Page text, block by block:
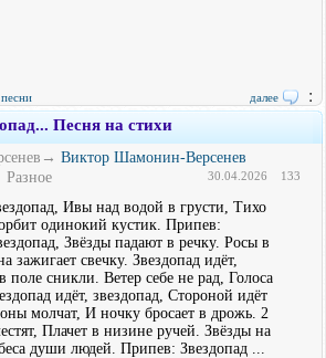
песни далее :
Песня на стихи
Виктор Шамонин-Версенев
30.04.2026 133
Ивы над водой в грусти, Тихо
одинокий кустик. Припев:
Звёзды падают в речку. Росы в
зажигает свечку. Звездопад идёт,
поле сникли. Ветер себе не рад, Голоса
идёт, звездопад, Стороной идёт
молчат, И ночку бросает в дрожь. 2
Плачет в низине ручей. Звёзды на
души людей. Припев: Звездопад ...